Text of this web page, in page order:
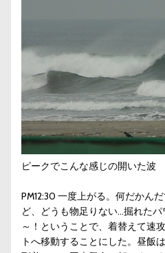
ピークでこんな感じの開いた波
PM12:30 一度上がる。何だかん
ど、どうも物足りない…掘れた
～！ということで、着替えて速
トへ移動することにした。昼飯